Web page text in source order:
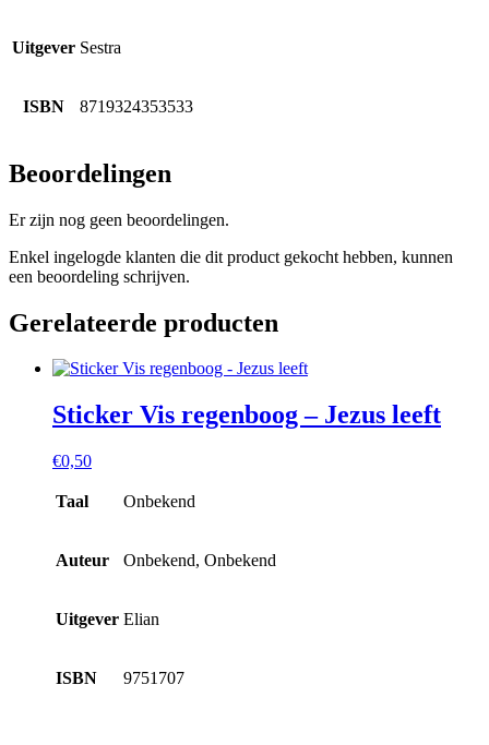
Uitgever Sestra
ISBN 8719324353533
Beoordelingen
Er zijn nog geen beoordelingen.
Enkel ingelogde klanten die dit product gekocht hebben, kunnen
een beoordeling schrijven.
Gerelateerde producten
Sticker Vis regenboog – Jezus leeft
€0,50
Taal Onbekend
Auteur Onbekend, Onbekend
Uitgever Elian
ISBN 9751707